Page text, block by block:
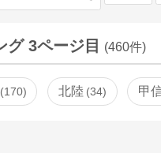
グ 3ページ目 (460件)
170 北陸 34 甲